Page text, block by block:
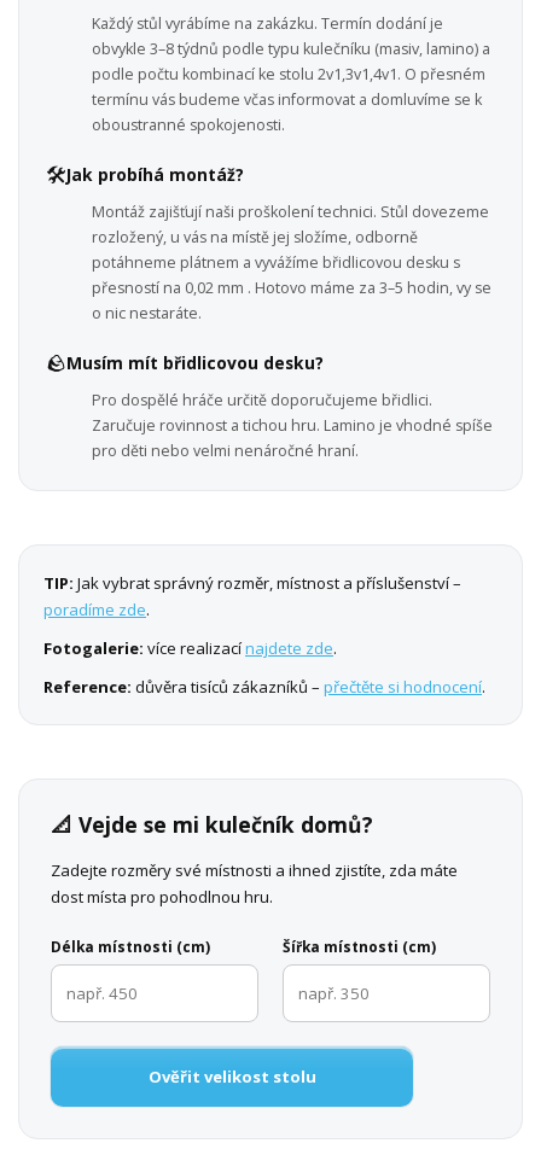
Každý stůl vyrábíme na zakázku. Termín dodání je
obvykle 3–8 týdnů podle typu kulečníku (masiv, lamino) a
podle počtu kombinací ke stolu 2v1,3v1,4v1. O přesném
termínu vás budeme včas informovat a domluvíme se k
oboustranné spokojenosti.
🛠️Jak probíhá montáž?
Montáž zajišťují naši proškolení technici. Stůl dovezeme
rozložený, u vás na místě jej složíme, odborně
potáhneme plátnem a vyvážíme břidlicovou desku s
přesností na 0,02 mm . Hotovo máme za 3–5 hodin, vy se
o nic nestaráte.
🪨Musím mít břidlicovou desku?
Pro dospělé hráče určitě doporučujeme břidlici.
Zaručuje rovinnost a tichou hru. Lamino je vhodné spíše
pro děti nebo velmi nenáročné hraní.
TIP: Jak vybrat správný rozměr, místnost a příslušenství –
poradíme zde.
Fotogalerie: více realizacínajdete zde.
Reference: důvěra tisíců zákazníků – přečtěte si hodnocení.
📐 Vejde se mi kulečník domů?
Zadejte rozměry své místnosti a ihned zjistíte, zda máte
dost místa pro pohodlnou hru.
Délka místnosti (cm) Šířka místnosti (cm)
Ověřit velikost stolu